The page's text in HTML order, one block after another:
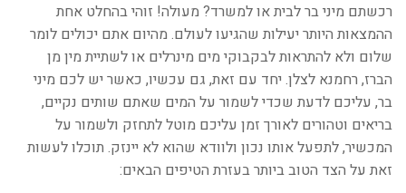
רכשתם מיני בר לבית או למשרד? מעולה! זוהי בהחלט אחת
ההמצאות היותר יעילות שהגיעו לעולם. מהיום אתם יכולים לומר
שלום ולא להתראות לבקבוקי מים מינרלים או לשתיית מין מן
הברז, רחמנא לצלן. יחד עם זאת, גם עכשיו, כאשר יש לכם מיני
בר, עליכם לדעת שכדי לשמור על המים שאתם שותים נקיים,
בריאים וטהורים לאורך זמן עליכם מוטל לתחזק ולשמור על
המכשיר, לתפעל אותו נכון ולוודא שהוא לא יינזק. תוכלו לעשות
זאת על הצד הטוב ביותר בעזרת הטיפים הבאים: